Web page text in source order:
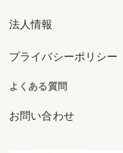
法人情報
プライバシーポリシー
よくある質問
お問い合わせ